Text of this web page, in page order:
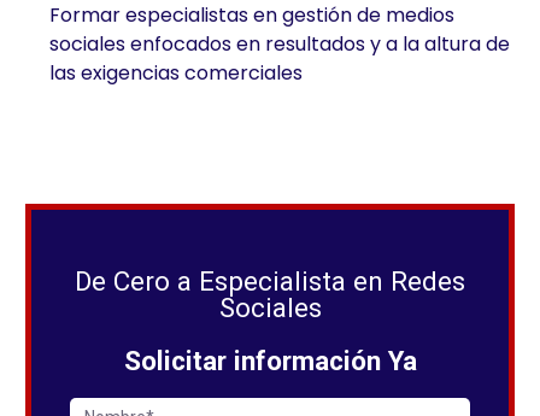
Formar especialistas en gestión de medios
sociales enfocados en resultados y a la altura de
las exigencias comerciales
De Cero a Especialista en Redes
Sociales
Solicitar información Ya